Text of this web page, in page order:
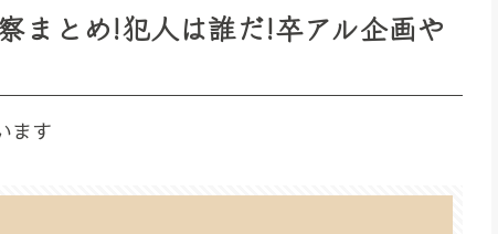
まとめ!犯人は誰だ!卒アル企画や
ます